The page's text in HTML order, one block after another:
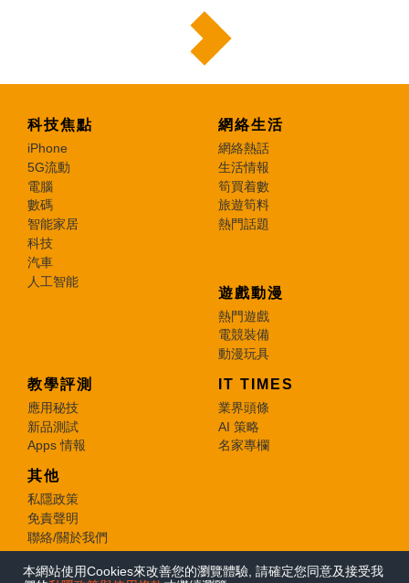
本網站使用Cookies來改善您的瀏覽體驗, 請確定您同意及接受我
科技焦點
iPhone
5G流動
電腦
數碼
智能家居
科技
汽車
人工智能
網絡生活
網絡熱話
生活情報
筍買着數
旅遊筍料
熱門話題
遊戲動漫
熱門遊戲
電競裝備
動漫玩具
教學評測
應用秘技
新品測試
Apps 情報
IT TIMES
業界頭條
AI 策略
名家專欄
其他
私隱政策
免責聲明
聯絡/關於我們
© 2026 e-zone. All Rights Reserved.